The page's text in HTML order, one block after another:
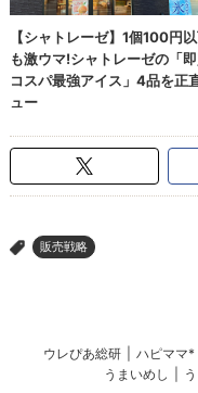
> 販売戦略
ウレぴあ総研 ハピママ*
うまいめし